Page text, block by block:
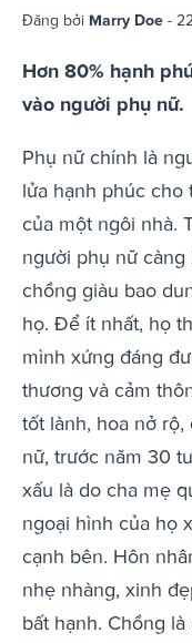
Đăng bởi Marry Doe -
Hơn 80% hạnh
vào người phụ nữ.
Phụ nữ chính là
lửa hạnh phúc cho
của một ngôi nhà.
người phụ nữ
chồng giàu bao
họ. Để ít nhất, họ
mình xứng đáng
thương và cảm
tốt lành, hoa nở
nữ, trước năm 30
xấu là do cha mẹ
ngoại hình của họ
cạnh bên. Hôn
nhẹ nhàng, xinh
bất hạnh. Chồng